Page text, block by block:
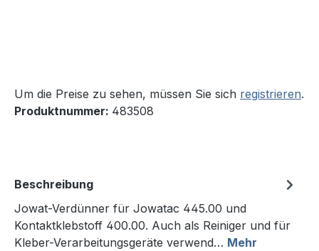
Um die Preise zu sehen, müssen Sie sich registrieren.
Produktnummer: 483508
Beschreibung
Jowat-Verdünner für Jowatac 445.00 und
Kontaktklebstoff 400.00. Auch als Reiniger und für
Kleber-Verarbeitungsgeräte verwend… Mehr